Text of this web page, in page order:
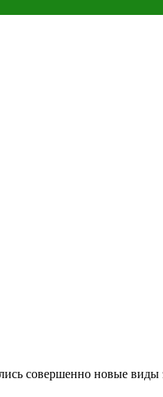
совершенно новые